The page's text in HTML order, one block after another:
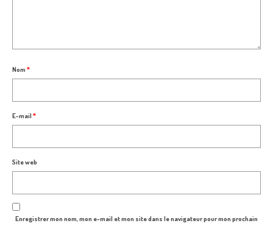
Nom *
E-mail*
Site web
Enregistrer mon nom, mon e-mail et mon site dans le navigateur pour mon prochain